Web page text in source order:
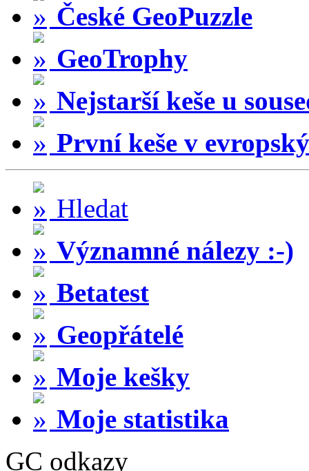
České GeoPuzzle
GeoTrophy
Nejstarší keše u
První keše v
Hledat
Významné nálezy :-)
Betatest
Geopřátelé
Moje kešky
Moje statistika
GC odkazy